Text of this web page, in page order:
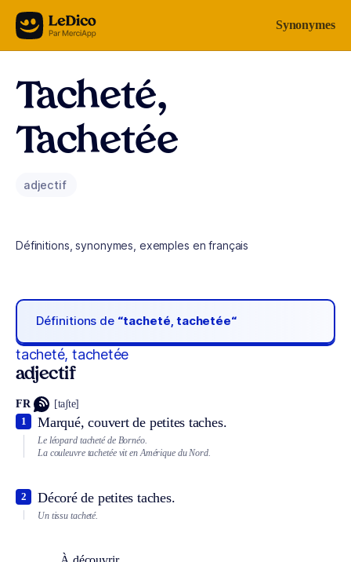
Aller au contenu Synonymes
Tacheté,
Tachetée
adjectif
Définitions, synonymes, exemples en français
Définitions de “tacheté, tachetée“
tacheté, tachetée
adjectif
FR [taʃte]
Marqué, couvert de petites taches.
1
Le léopard tacheté de Bornéo.
La couleuvre tachetée vit en Amérique du Nord.
Décoré de petites taches.
2
Un tissu tacheté.